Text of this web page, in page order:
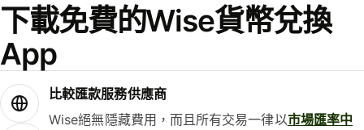
下載免費的Wise貨幣兌換
App
比較匯款服務供應商
Wise絕無隱藏費用，而且所有交易一律以市場匯率中